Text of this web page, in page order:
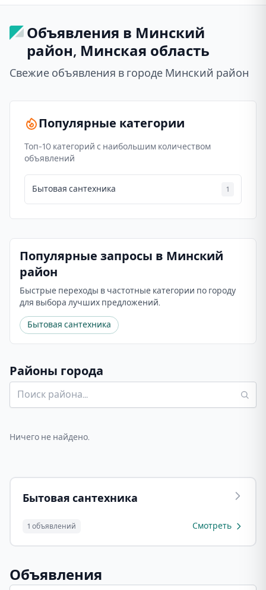
Объявления в Минский
район, Минская область
Свежие объявления в городе Минский район
Популярные категории
Топ-10 категорий с наибольшим количеством
объявлений
Бытовая сантехника 1
Популярные запросы в Минский
район
Быстрые переходы в частотные категории по городу
для выбора лучших предложений.
Бытовая сантехника
Районы города
Ничего не найдено.
Бытовая сантехника
1 объявлений Смотреть
Объявления